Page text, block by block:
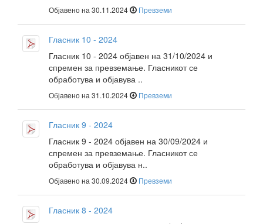
Објавено на 30.11.2024 Превземи
Гласник 10 - 2024
Гласник 10 - 2024 објавен на 31/10/2024 и
спремен за превземање. Гласникот се
обработува и објавува ..
Објавено на 31.10.2024 Превземи
Гласник 9 - 2024
Гласник 9 - 2024 објавен на 30/09/2024 и
спремен за превземање. Гласникот се
обработува и објавува н..
Објавено на 30.09.2024 Превземи
Гласник 8 - 2024